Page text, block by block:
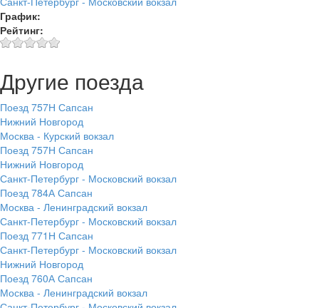
График:
Рейтинг:
Другие поезда
Поезд 757Н Сапсан
Нижний Новгород
Москва - Курский вокзал
Поезд 757Н Сапсан
Нижний Новгород
Санкт-Петербург - Московский вокзал
Поезд 784А Сапсан
Москва - Ленинградский вокзал
Санкт-Петербург - Московский вокзал
Поезд 771Н Сапсан
Санкт-Петербург - Московский вокзал
Нижний Новгород
Поезд 760А Сапсан
Москва - Ленинградский вокзал